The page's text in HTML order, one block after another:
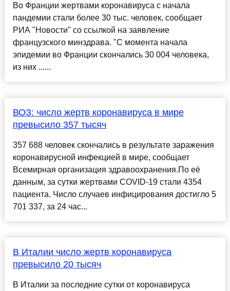
Во Франции жертвами коронавируса с начала
пандемии стали более 30 тыс. человек, сообщает
РИА "Новости" со ссылкой на заявление
французского минздрава. "С момента начала
эпидемии во Франции скончались 30 004 человека,
из них ......
ВОЗ: число жертв коронавируса в мире
превысило 357 тысяч
357 688 человек скончались в результате заражения
коронавирусной инфекцией в мире, сообщает
Всемирная организация здравоохранения.По её
данным, за сутки жертвами COVID-19 стали 4354
пациента. Число случаев инфицирования достигло 5
701 337, за 24 час...
В Италии число жертв коронавируса
превысило 20 тысяч
В Италии за последние сутки от коронавируса